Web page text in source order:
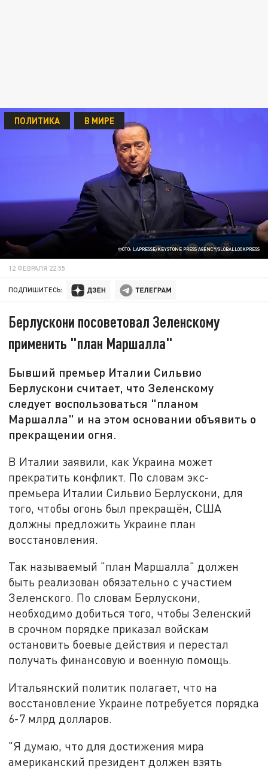
ФОТО: LAPRESSE/KEYSTONE PRESS AGENCY/GLOBALLOOKPRESS
ПОЛИТИКА В МИРЕ
12 ФЕВРАЛЯ 22:55
ПОДПИШИТЕСЬ:
Берлускони посоветовал Зеленскому
применить "план Маршалла"
Бывший премьер Италии Сильвио
Берлускони считает, что Зеленскому
следует воспользоваться "планом
Маршалла" и на этом основании объявить о
прекращении огня.
В Италии заявили, как Украина может
прекратить конфликт. По словам экс-
премьера Италии Сильвио Берлускони, для
того, чтобы огонь был прекращён, США
должны предложить Украине план
восстановления.
Так называемый "план Маршалла" должен
быть реализован обязательно с участием
Зеленского. По словам Берлускони,
необходимо добиться того, чтобы Зеленский
в срочном порядке приказал войскам
остановить боевые действия и перестал
получать финансовую и военную помощь.
Итальянский политик полагает, что на
восстановление Украине потребуется порядка
6-7 млрд долларов.
"Я думаю, что для достижения мира
американский президент должен взять